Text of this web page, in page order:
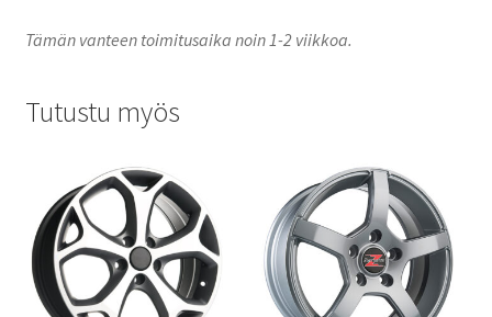
Tämän vanteen toimitusaika noin 1-2 viikkoa.
Tutustu myös